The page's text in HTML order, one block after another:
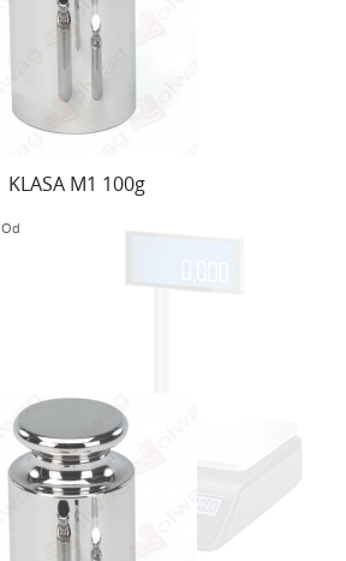
KLASA M1 100g
Od